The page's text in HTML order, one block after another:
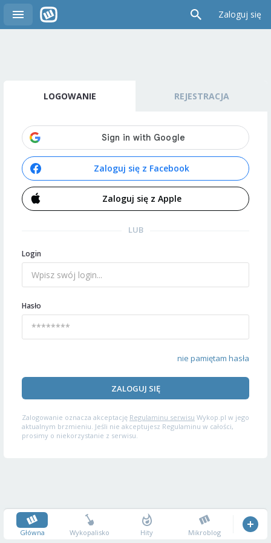
Zaloguj się
LOGOWANIE REJESTRACJA
Zaloguj się z Facebook
Zaloguj się z Apple
LUB
Login
Hasło
nie pamiętam hasła
ZALOGUJ SIĘ
Zalogowanie oznacza akceptację Regulaminu serwisu Wykop.pl w jego
aktualnym brzmieniu. Jeśli nie akceptujesz Regulaminu w całości,
prosimy o niekorzystanie z serwisu.
Główna Wykopalisko Hity Mikroblog